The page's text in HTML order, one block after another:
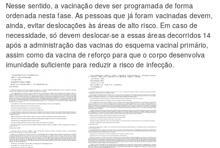
Nesse sentido, a vacinação deve ser programada de forma
ordenada nesta fase. As pessoas que já foram vacinadas devem,
ainda, evitar deslocações às áreas de alto risco. Em caso de
necessidade, só devem deslocar-se a essas áreas decorridos 14
após a administração das vacinas do esquema vacinal primário,
assim como da vacina de reforço para que o corpo desenvolva
imunidade suficiente para reduzir a risco de infecção.